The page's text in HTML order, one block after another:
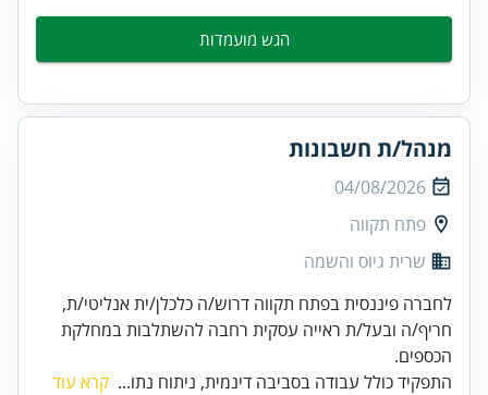
הגש מועמדות
מנהל/ת חשבונות
04/08/2026
פתח תקווה
שרית גיוס והשמה
לחברה פיננסית בפתח תקווה דרוש/ה כלכלן/ית אנליטי/ת,
חריף/ה ובעל/ת ראייה עסקית רחבה להשתלבות במחלקת
הכספים.
התפקיד כולל עבודה בסביבה דינמית, ניתוח נתו... קרא עוד